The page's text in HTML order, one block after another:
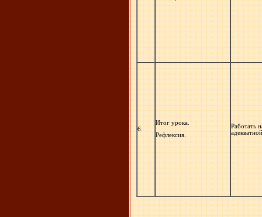
6.
Итог урока.
Рефлексия.
Работать